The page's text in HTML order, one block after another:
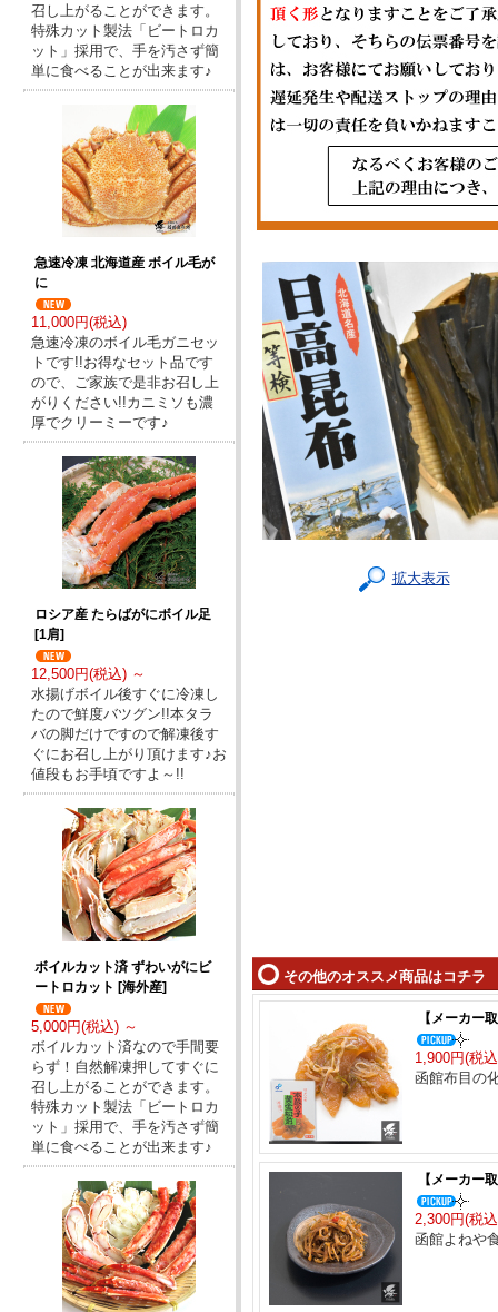
召し上がることができます。
特殊カット製法「ビートロカ
ット」採用で、手を汚さず簡
単に食べることが出来ます♪
急速冷凍 北海道産 ボイル毛が
に
11,000円(税込)
急速冷凍のボイル毛ガニセッ
トです!!お得なセット品です
ので、ご家族で是非お召し上
がりください!!カニミソも濃
厚でクリーミーです♪
ロシア産 たらばがにボイル足
[1肩]
12,500円(税込) ～
水揚げボイル後すぐに冷凍し
たので鮮度バツグン!!本タラ
バの脚だけですので解凍後す
ぐにお召し上がり頂けます♪お
値段もお手頃ですよ～!!
ボイルカット済 ずわいがにビ
ートロカット [海外産]
5,000円(税込) ～
ボイルカット済なので手間要
らず！自然解凍押してすぐに
召し上がることができます。
特殊カット製法「ビートロカ
ット」採用で、手を汚さず簡
単に食べることが出来ます♪
拡大表示
その他のオススメ商品はコチラ
【メーカー
1,900円(税
函館布目の
【メーカー
2,300円(税
函館よねや